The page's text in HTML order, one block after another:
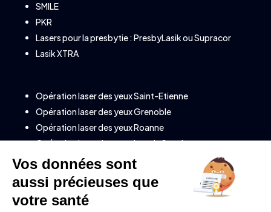
SMILE
PKR
Lasers pour la presbytie :PresbyLasikouSupracor
Lasik XTRA
Opération laser des yeux Saint-Etienne
Opération laser des yeux Grenoble
Opération laser des yeux Roanne
Opération laser des yeux Lons le Saunier
Opération laser des yeux à Annecy (Savoie)
Opération laser des yeux à Clermont-Ferrand
Opération laser des yeux à Valence
Opération laser des yeux à Montélimar